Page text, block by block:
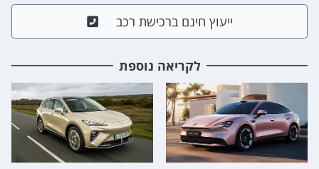
ייעוץ חינם ברכישת רכב
לקריאה נוספת